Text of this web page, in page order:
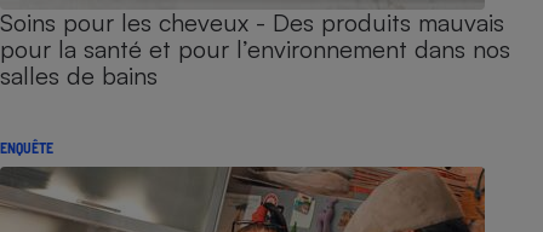
Soins pour les cheveux - Des produits mauvais
pour la santé et pour l’environnement dans nos
salles de bains
ENQUÊTE